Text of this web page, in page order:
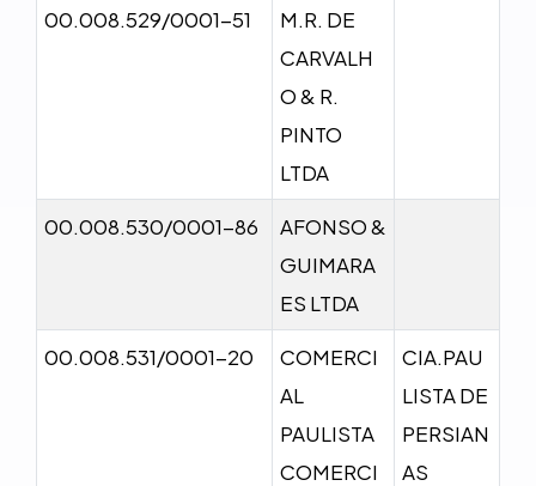
00.008.529/0001-51
M.R. DE
CARVALH
O & R.
PINTO
LTDA
00.008.530/0001-86
AFONSO &
GUIMARA
ES LTDA
00.008.531/0001-20
COMERCI
AL
PAULISTA
COMERCI
CIA.PAU
LISTA DE
PERSIAN
AS